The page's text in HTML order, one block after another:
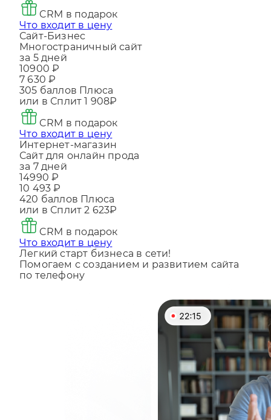
или в Сплит
CRM в подарок
Что входит в цену
Сайт-Бизнес
Многостраничный сайт
за 5 дней
10900 ₽
7 630 ₽
305баллов Плюса
или в Сплит
CRM в подарок
Что входит в цену
Интернет-магазин
Сайт для онлайн прода
за 7 дней
14990 ₽
10 493 ₽
420 баллов Плюса
или в Сплит
CRM в подарок
Что входит в цену
Легкий старт бизнеса в сети!
Помогаем с созданием и развитием сайта